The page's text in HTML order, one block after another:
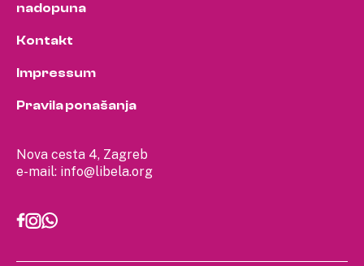
Nova cesta 4, Zagreb
e-mail: info@libela.org
nadopuna
Kontakt
Impressum
Pravila ponašanja